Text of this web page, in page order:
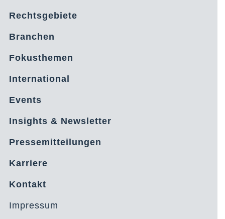
Rechtsgebiete
Branchen
Fokusthemen
International
Events
Insights & Newsletter
Pressemitteilungen
Karriere
Kontakt
Impressum